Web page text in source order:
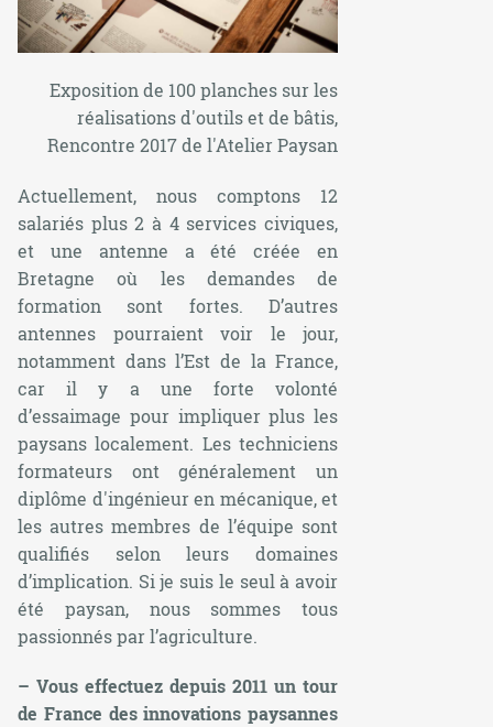
Exposition de 100 planches sur les
réalisations d'outils et de bâtis,
Rencontre 2017 de l'Atelier Paysan
Actuellement, nous comptons 12
salariés plus 2 à 4 services civiques,
et une antenne a été créée en
Bretagne où les demandes de
formation sont fortes. D’autres
antennes pourraient voir le jour,
notamment dans l’Est de la France,
car il y a une forte volonté
d’essaimage pour impliquer plus les
paysans localement. Les techniciens
formateurs ont généralement un
diplôme d'ingénieur en mécanique, et
les autres membres de l’équipe sont
qualifiés selon leurs domaines
d’implication. Si je suis le seul à avoir
été paysan, nous sommes tous
passionnés par l’agriculture.
– Vous effectuez depuis 2011 un tour
de France des innovations paysannes